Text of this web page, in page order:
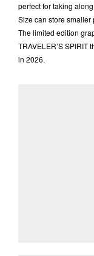
perfect for taking
Size can store smaller
The limited edition
TRAVELER’S SPIRIT
in 2026.